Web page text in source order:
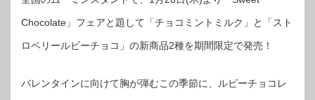
Chocolate」フェアと題して「チョコミントミルク」と「スト
ロベリールビーチョコ」の新商品2種を期間限定で発売！
バレンタインに向けて胸が弾むこの季節に、ルビーチョコレ